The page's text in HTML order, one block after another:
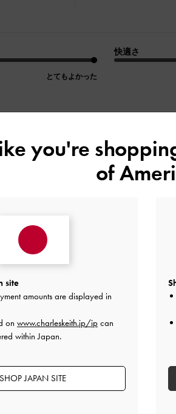
とてもよかった
快適さ
デザイン
全て 品質
全て
愛くて、サイズもちょうど良いです
す。ありがとうございました。
品質
とてもよ
you're
of
site
amounts are displayed in
on www.charleskeith.jp/jp can
within Japan.
SHOP JAPAN SITE